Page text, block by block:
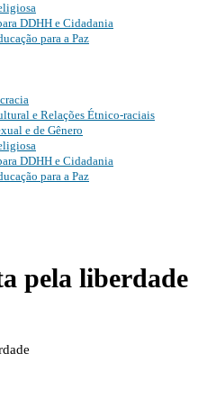
DDHH e Cidadania
para a Paz
e Relações Étnico-raciais
e de Gênero
DDHH e Cidadania
para a Paz
pela liberdade